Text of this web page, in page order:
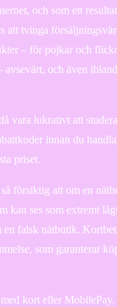
och som ett
att tvinga
– för pojkar och
avsevärt, och även
vara lukrativt att
innan du
priset.
försiktig att om en
kan ses som extremt
en falsk nätbutik.
som garanterar
kort eller